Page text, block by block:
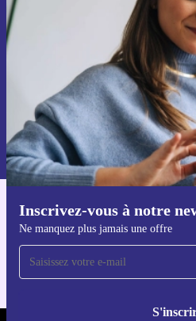
Inscrivez-vous à notre
Ne manquez plus jamais une offre
Ne manquez plus
Retrouvez les informations sur
dans notre
politique de confidentialité.
Téléchargez
Pour iOS et Android